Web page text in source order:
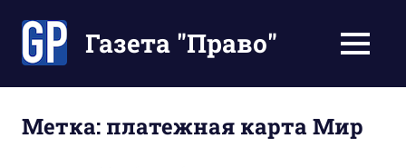
содержимомуГазета "Право"
Ваше
МЕНЮ
Метка: платежная карта Мир